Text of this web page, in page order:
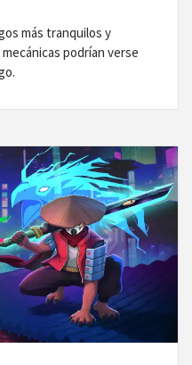
más tranquilos y
podrían verse